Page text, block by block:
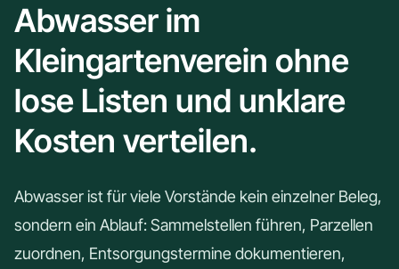
Abwasser im
Kleingartenverein ohne
lose Listen und unklare
Kosten verteilen.
Abwasser ist für viele Vorstände kein einzelner Beleg,
sondern ein Ablauf: Sammelstellen führen, Parzellen
zuordnen, Entsorgungstermine dokumentieren,